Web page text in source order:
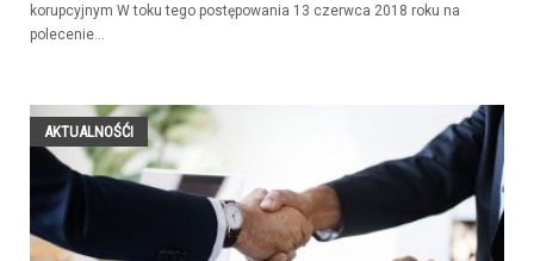
korupcyjnym W toku tego postępowania 13 czerwca 2018 roku na
polecenie...
AKTUALNOŚĆI